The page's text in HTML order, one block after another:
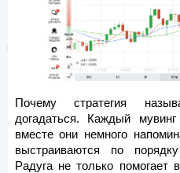
Почему стратегия
догадаться. Каждый
вместе они немного
выстраиваются по
Радуга не только помогает